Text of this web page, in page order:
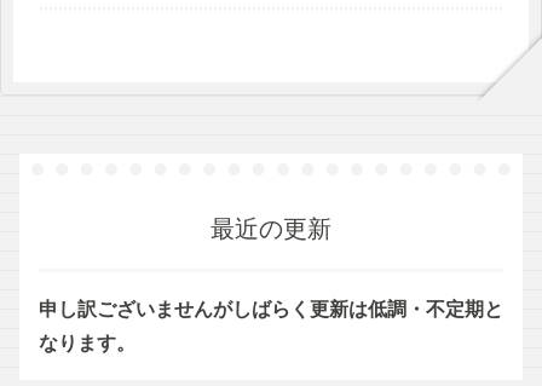
最近の更新
申し訳ございませんがしばらく更新は低調・不定期と
なります。